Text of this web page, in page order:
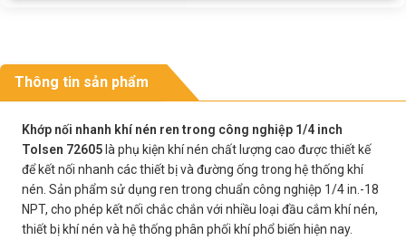
Thông tin sản phẩm
Khớp nối nhanh khí nén ren trong công nghiệp 1/4 inch
Tolsen 72605 là phụ kiện khí nén chất lượng cao được thiết kế
để kết nối nhanh các thiết bị và đường ống trong hệ thống khí
nén. Sản phẩm sử dụng ren trong chuẩn công nghiệp 1/4 in.-18
NPT, cho phép kết nối chắc chắn với nhiều loại đầu cắm khí nén,
thiết bị khí nén và hệ thống phân phối khí phổ biến hiện nay.